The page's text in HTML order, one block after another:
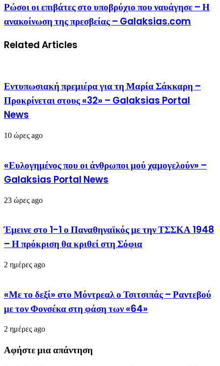
Ρώσοι οι επιβάτες στο υποβρύχιο που ναυάγησε – Η
ανακοίνωση της πρεσβείας – Galaksias.com
Related Articles
Εντυπωσιακή πρεμιέρα για τη Μαρία Σάκκαρη –
Προκρίνεται στους «32» – Galaksias Portal
News
10 ώρες ago
«Ευλογημένος που οι άνθρωποι μού χαμογελούν» –
Galaksias Portal News
23 ώρες ago
Έμεινε στο 1-1 ο Παναθηναϊκός με την ΤΣΣΚΑ 1948
– Η πρόκριση θα κριθεί στη Σόφια
2 ημέρες ago
«Με το δεξί» στο Μόντρεαλ ο Τσιτσιπάς – Ραντεβού
με τον Φονσέκα στη φάση των «64»
2 ημέρες ago
Αφήστε μια απάντηση